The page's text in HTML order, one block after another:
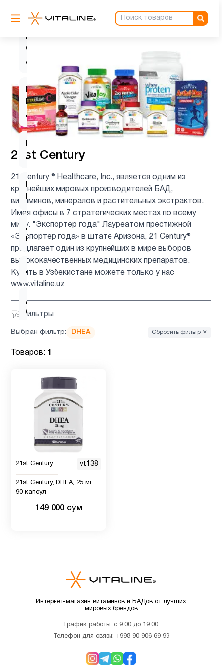
21st Century
21 Century ® Healthcare, Inc., является одним из
крупнейших мировых производителей БАД,
витаминов, минералов и растительных экстрактов.
Имея офисы в 7 стратегических местах по всему
миру. "Экспортер года" Лауреатом престижной
«Экспортер года» в штате Аризона, 21 Century®
предлагает один из крупнейших в мире выборов
высококачественных медицинских препаратов.
Купить в Узбекистане можете только у нас
www.vitaline.uz
Фильтры
Витамин
C для
детей
Витамин
D для
детей
1
д3
9
Витамин
Е
1
Детские
мультивитамины
Детям 3
Для
беременных
подростков
Для
похудения
3
Железо 1
Иммунитет
1
Выбран фильтр: DHEA Сбросить фильтр ✕
Товаров: 1
21st Century vt138
21st Century, DHEA, 25 мг,
90 капсул
149 000 сӯм
Интернет-магазин витаминов и БАДов от лучших
мировых брендов
График работы: с 9:00 до 19:00
Телефон для связи: +998 90 906 69 99